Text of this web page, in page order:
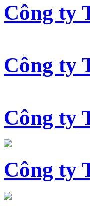
Công ty
Công ty
Công ty
Công ty